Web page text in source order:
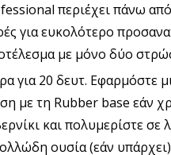
περιέχει πάνω
για ευκολότερο
με μόνο δύο
για 20 δευτ. Εφαρμόστε
με τη Rubber base εάν
και πολυμερίστε σε
ουσία (εάν